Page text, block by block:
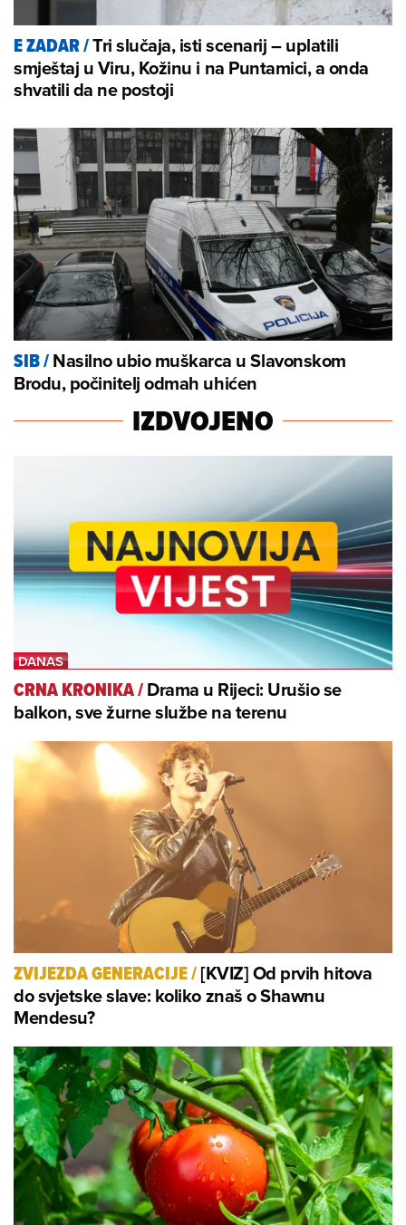
E ZADAR/Tri slučaja, isti scenarij – uplatili
smještaj u Viru, Kožinu i na Puntamici, a onda
shvatili da ne postoji
SIB/Nasilno ubio muškarca u Slavonskom
Brodu, počinitelj odmah uhićen
IZDVOJENO
CRNA KRONIKA/Drama u Rijeci: Urušio se
balkon, sve žurne službe na terenu
ZVIJEZDA GENERACIJE/[KVIZ] Od prvih hitova
do svjetske slave: koliko znaš o Shawnu
Mendesu?